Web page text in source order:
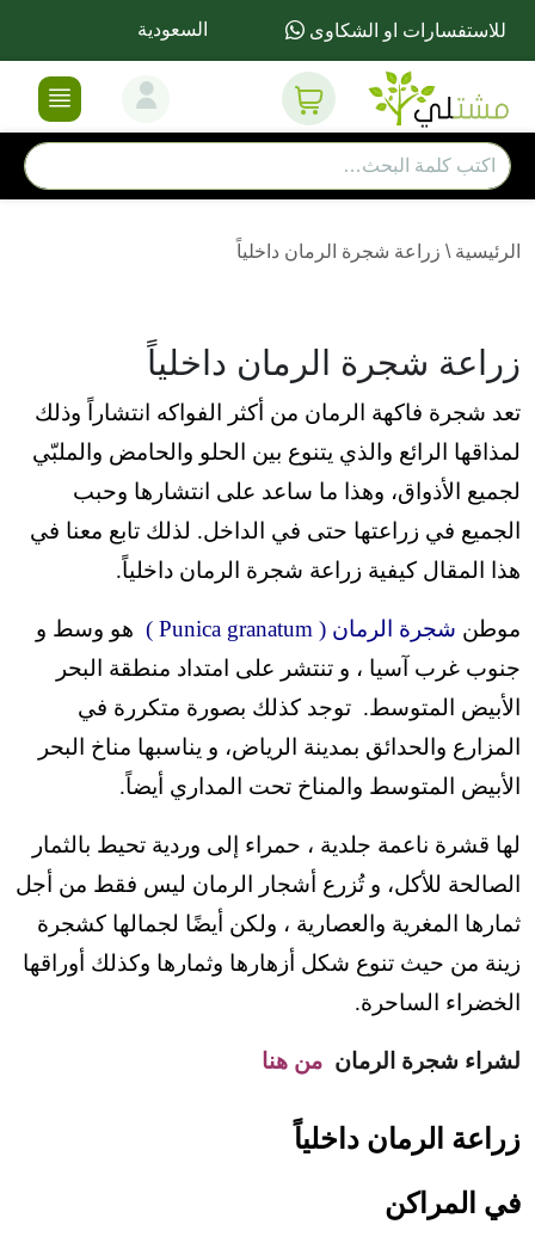
للاستفسارات او الشكاوى السعودية
الرئيسية \ زراعة شجرة الرمان داخلياً
زراعة شجرة الرمان داخلياً
تعد شجرة فاكهة الرمان من أكثر الفواكه انتشاراً وذلك
لمذاقها الرائع والذي يتنوع بين الحلو والحامض والملبّي
لجميع الأذواق، وهذا ما ساعد على انتشارها وحبب
الجميع في زراعتها حتى في الداخل. لذلك تابع معنا في
هذا المقال كيفية زراعة شجرة الرمان داخلياً.
موطن شجرة الرمان ( Punica granatum )
هو وسط و
جنوب غرب آسيا ، و تنتشر على امتداد منطقة البحر
الأبيض المتوسط. توجد كذلك بصورة متكررة في
المزارع والحدائق بمدينة الرياض، و يناسبها مناخ البحر
الأبيض المتوسط والمناخ تحت المداري أيضاً.
لها قشرة ناعمة جلدية ، حمراء إلى وردية تحيط بالثمار
الصالحة للأكل، و تُزرع أشجار الرمان ليس فقط من أجل
ثمارها المغرية والعصارية ، ولكن أيضًا لجمالها كشجرة
زينة من حيث تنوع شكل أزهارها وثمارها وكذلك أوراقها
الخضراء الساحرة.
لشراء شجرة الرمان من هنا
زراعة الرمان داخلياً
في المراكن